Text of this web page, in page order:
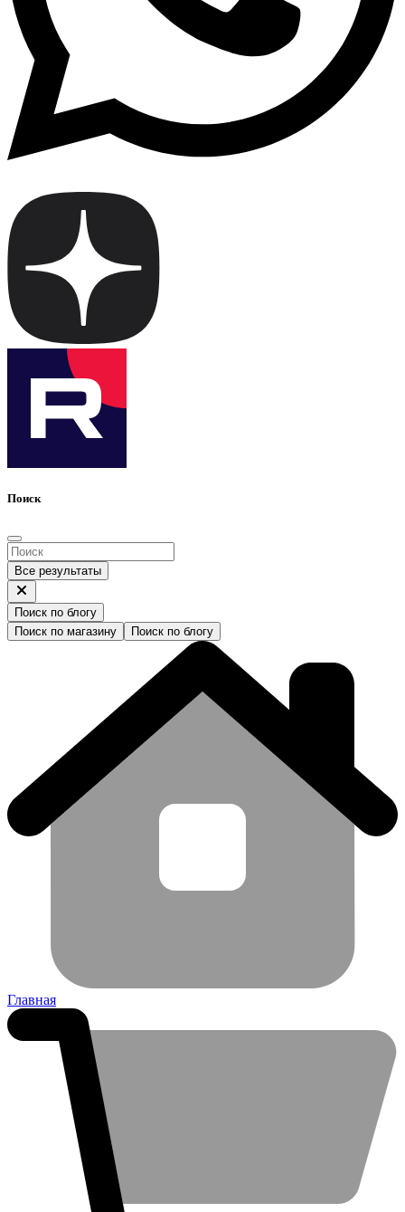
Поиск
Все результаты
Поиск по блогу
Поиск по магазину
Поиск по блогу
Главная